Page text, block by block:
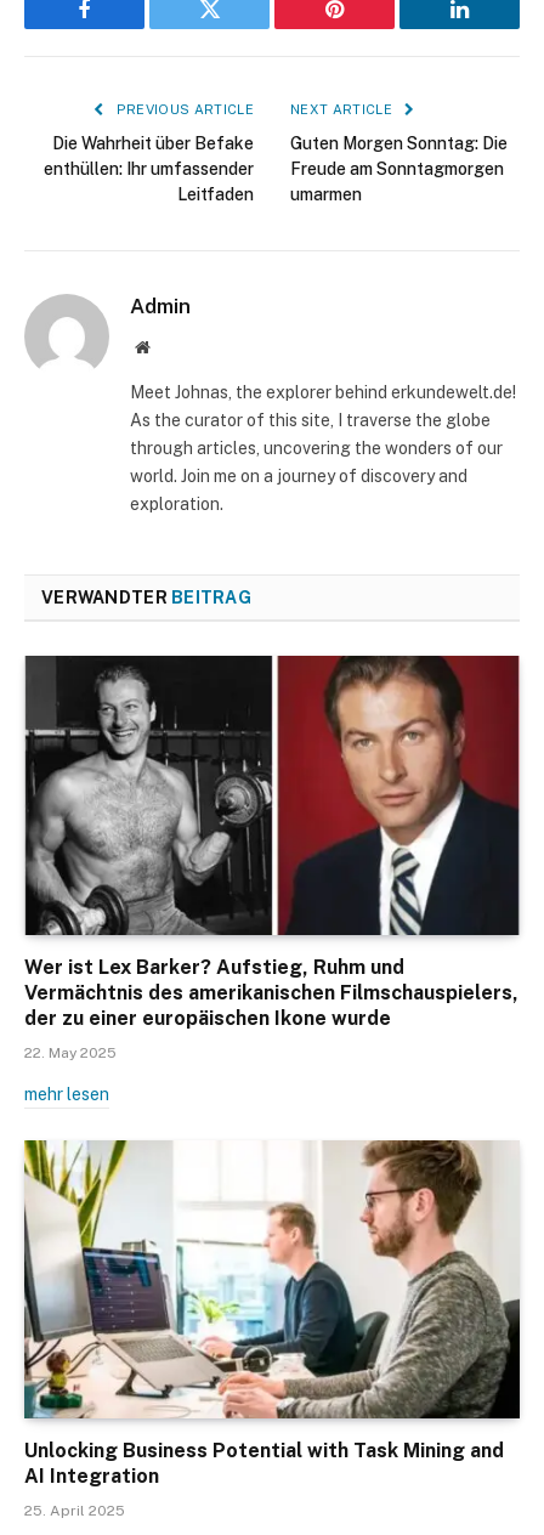
Facebook Twitter Pinterest LinkedIn
PREVIOUS ARTICLE
Die Wahrheit über Befake
enthüllen: Ihr umfassender
Leitfaden
NEXT ARTICLE
Guten Morgen Sonntag: Die
Freude am Sonntagmorgen
umarmen
Admin
Website
Meet Johnas, the explorer behind erkundewelt.de!
As the curator of this site, I traverse the globe
through articles, uncovering the wonders of our
world. Join me on a journey of discovery and
exploration.
VERWANDTER BEITRAG
Wer ist Lex Barker? Aufstieg, Ruhm und
Vermächtnis des amerikanischen Filmschauspielers,
der zu einer europäischen Ikone wurde
22. May 2025
mehr lesen
Unlocking Business Potential with Task Mining and
AI Integration
25. April 2025